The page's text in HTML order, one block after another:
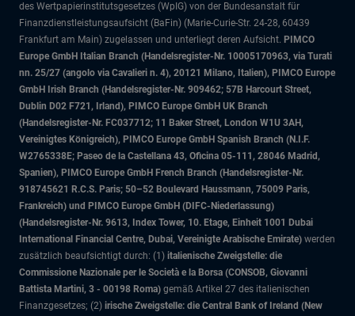
des Wertpapierinstitutsgesetzes (WpIG) von der Bundesanstalt für
Finanzdienstleistungsaufsicht (BaFin) (Marie-Curie-Str. 24-28, 60439
Frankfurt am Main) zugelassen und unterliegt deren Aufsicht. PIMCO
Europe GmbH Italian Branch (Handelsregister-Nr. 10005170963, via Turati
nn. 25/27 (angolo via Cavalieri n. 4), 20121 Milano, Italien), PIMCO Europe
GmbH Irish Branch (Handelsregister-Nr. 909462; 57B Harcourt Street,
Dublin D02 F721, Irland), PIMCO Europe GmbH UK Branch
(Handelsregister-Nr. FC037712; 11 Baker Street, London W1U 3AH,
Vereinigtes Königreich), PIMCO Europe GmbH Spanish Branch (N.I.F.
W2765338E; Paseo de la Castellana 43, Oficina 05-111, 28046 Madrid,
Spanien), PIMCO Europe GmbH French Branch (Handelsregister-Nr.
918745621 R.C.S. Paris; 50–52 Boulevard Haussmann, 75009 Paris,
Frankreich) und PIMCO Europe GmbH (DIFC-Niederlassung)
(Handelsregister-Nr. 9613, Index Tower, 10. Etage, Einheit 1001 Dubai
International Financial Centre, Dubai, Vereinigte Arabische Emirate) werden
zusätzlich beaufsichtigt durch: (1) italienische Zweigstelle: die
Commissione Nazionale per le Società e la Borsa (CONSOB, Giovanni
Battista Martini, 3 - 00198 Roma) gemäß Artikel 27 des italienischen
Finanzgesetzes; (2) irische Zweigstelle: die Central Bank of Ireland (New